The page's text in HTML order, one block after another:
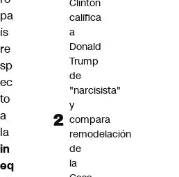
pa
ís
re
sp
ec
to
a
la
in
eq
Clinton
califica
a
Donald
Trump
de
"narcisista"
y
compara
remodelación
de
la